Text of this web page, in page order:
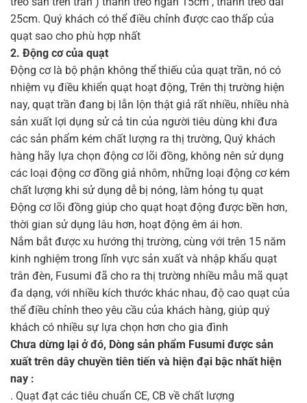
25cm. Quý khách có thể điều chỉnh được cao thấp của
quạt sao cho phù hợp nhất
2. Động cơ của quạt
Động cơ là bộ phận không thể thiếu của quạt trần, nó có
nhiệm vụ điều khiển quạt hoạt động, Trên thị trường hiện
nay, quạt trần đang bị lẫn lộn thật giả rất nhiều, nhiều nhà
sản xuất lợi dụng sử cả tin của người tiêu dùng khi đưa
các sản phẩm kém chất lượng ra thị trường, Quý khách
hàng hãy lựa chọn động cơ lõi đồng, không nên sử dụng
các loại động cơ đồng giả nhôm, những loại động cơ kém
chất lượng khi sử dụng dễ bị nóng, làm hỏng tụ quạt
Động cơ lõi đồng giúp cho quạt hoạt động được bền hơn,
thời gian sử dụng lâu hơn, hoạt động êm ái hơn.
Nắm bắt được xu hướng thị trường, cùng với trên 15 năm
kinh nghiệm trong lĩnh vực sản xuất và nhập khẩu quạt
trân đèn, Fusumi đã cho ra thị trường nhiều mẫu mã quạt
đa dạng, với nhiều kích thước khác nhau, độ cao quạt của
thể điều chỉnh theo yêu cầu của khách hàng, giúp quý
khách có nhiều sự lựa chọn hơn cho gia đình
Chưa dừng lại ở đó, Dòng sản phẩm Fusumi được sản
xuất trên dây chuyền tiên tiến và hiện đại bậc nhất hiện
nay :
. Quạt đạt các tiêu chuẩn CE, CB về chất lượng